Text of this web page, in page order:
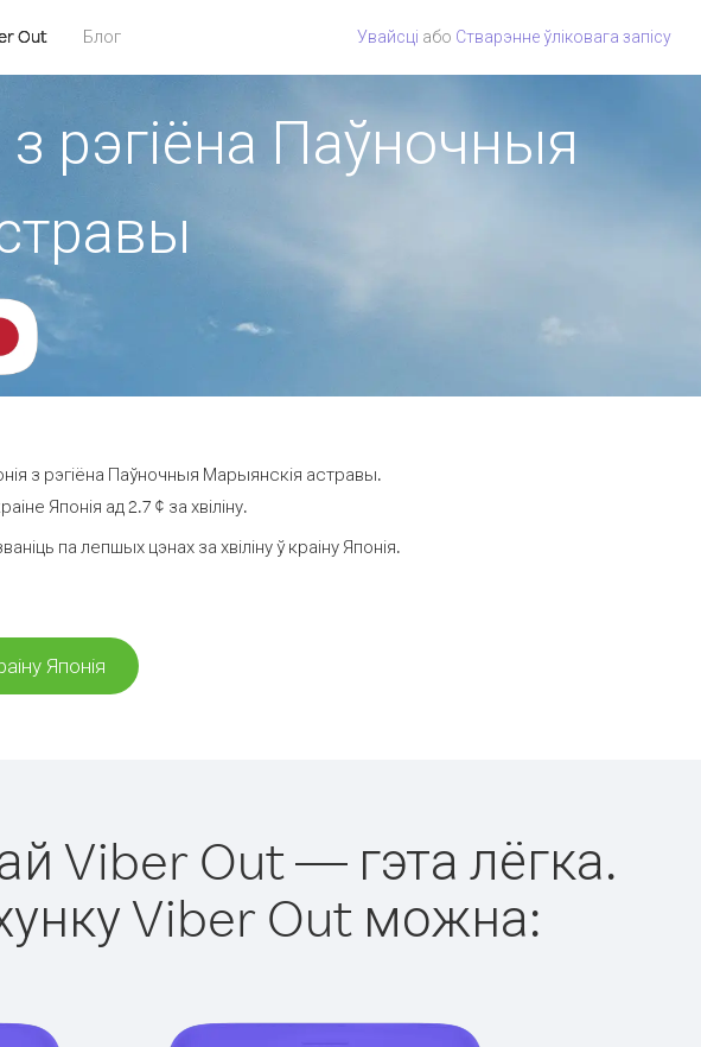
Out Блог Увайсці або Стварэнне ўліковага запісу
з рэгіёна Паўночныя
з рэгіёна Паўночныя Марыянскія астравы.
Японія ад 2.7 ¢ за хвіліну.
па лепшых цэнах за хвіліну ў краіну Японія.
Японія
Viber Out — гэта лёгка.
Viber Out можна: